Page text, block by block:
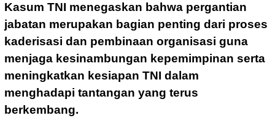
Kasum TNI menegaskan bahwa pergantian
jabatan merupakan bagian penting dari proses
kaderisasi dan pembinaan organisasi guna
menjaga kesinambungan kepemimpinan serta
meningkatkan kesiapan TNI dalam
menghadapi tantangan yang terus
berkembang.